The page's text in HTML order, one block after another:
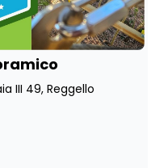
III 49, Reggello